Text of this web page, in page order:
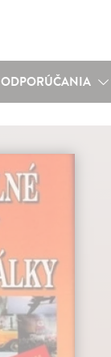
ODPORÚČANIA